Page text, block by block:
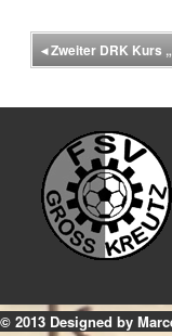
◂Zweiter DRK Kurs
© 2013 Designed by